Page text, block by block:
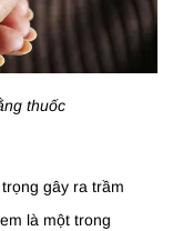
thuốc
gây ra trầm
là một trong